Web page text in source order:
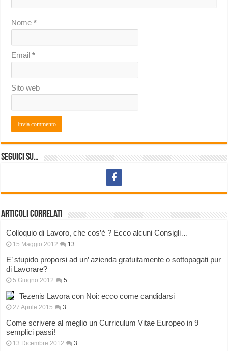
Nome*
Email*
Sito web
Seguici su…
Articoli correlati
Colloquio di Lavoro, che cos’è ? Ecco alcuni Consigli…
15 Maggio 2012 13
E’ stupido proporsi ad un’ azienda gratuitamente o sottopagati pur
di Lavorare?
5 Giugno 2012 5
Tezenis Lavora con Noi: ecco come candidarsi
27 Aprile 2015 3
Come scrivere al meglio un Curriculum Vitae Europeo in 9
semplici passi!
13 Dicembre 2012 3